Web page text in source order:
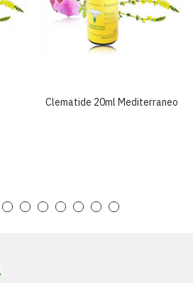
Clematide 20ml Mediterraneo